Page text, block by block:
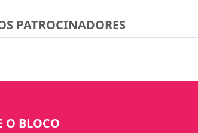
PATROCINADORES
O BLOCO